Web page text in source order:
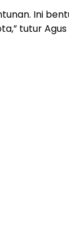
Ini
tutur Agus